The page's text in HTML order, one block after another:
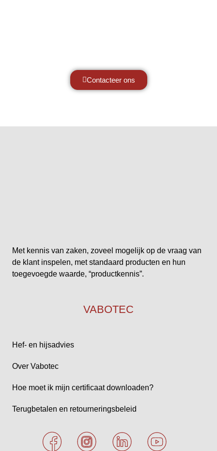
Contacteer ons
Met kennis van zaken, zoveel mogelijk op de vraag van
de klant inspelen, met standaard producten en hun
toegevoegde waarde, “productkennis”.
VABOTEC
Hef- en hijsadvies
Over Vabotec
Hoe moet ik mijn certificaat downloaden?
Terugbetalen en retourneringsbeleid